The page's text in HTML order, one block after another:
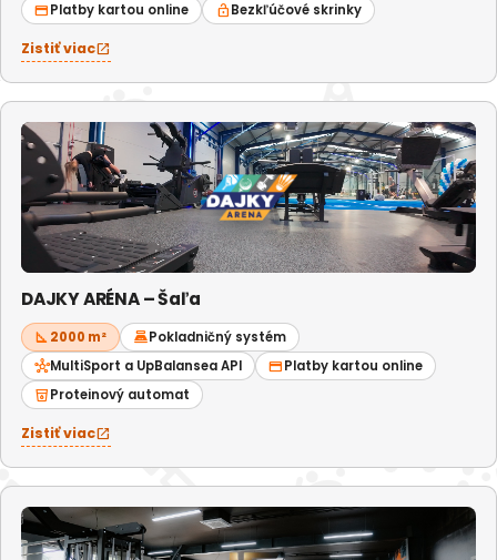
credit_cardPlatby kartou online lock_openBezkľúčové skrinky
Zistiť viacopen_in_new
DAJKY ARÉNA – Šaľa
square_foot 2000 m² point_of_salePokladničný systém
hubMultiSport a UpBalansea API credit_cardPlatby kartou online
local_drinkProteinový automat
Zistiť viacopen_in_new